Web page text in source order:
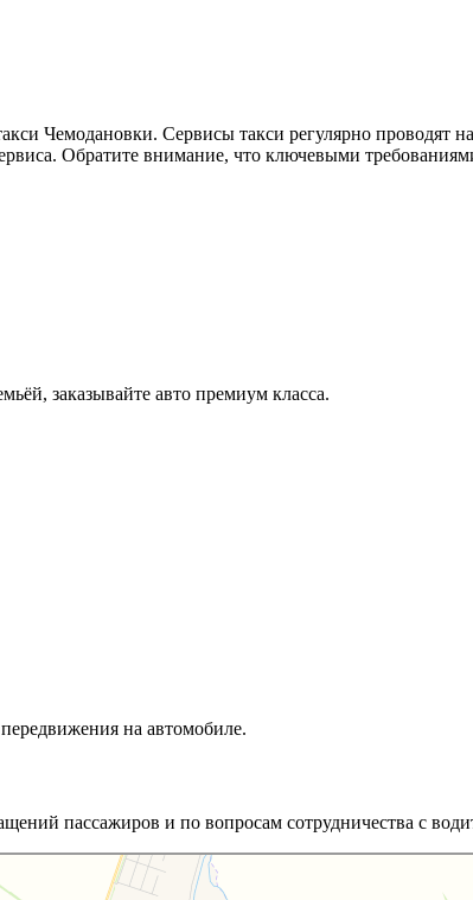
Чемодановки. Сервисы такси регулярно проводят
Обратите внимание, что ключевыми
заказывайте авто премиум класса.
на автомобиле.
пассажиров и по вопросам сотрудничества с